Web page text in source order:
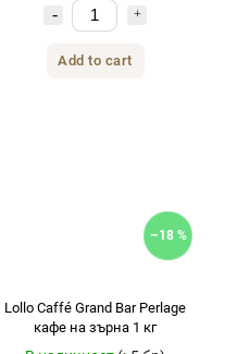
Add to cart
–18 %
Lollo Caffé Grand Bar Perlage
кафе на зърна 1 кг